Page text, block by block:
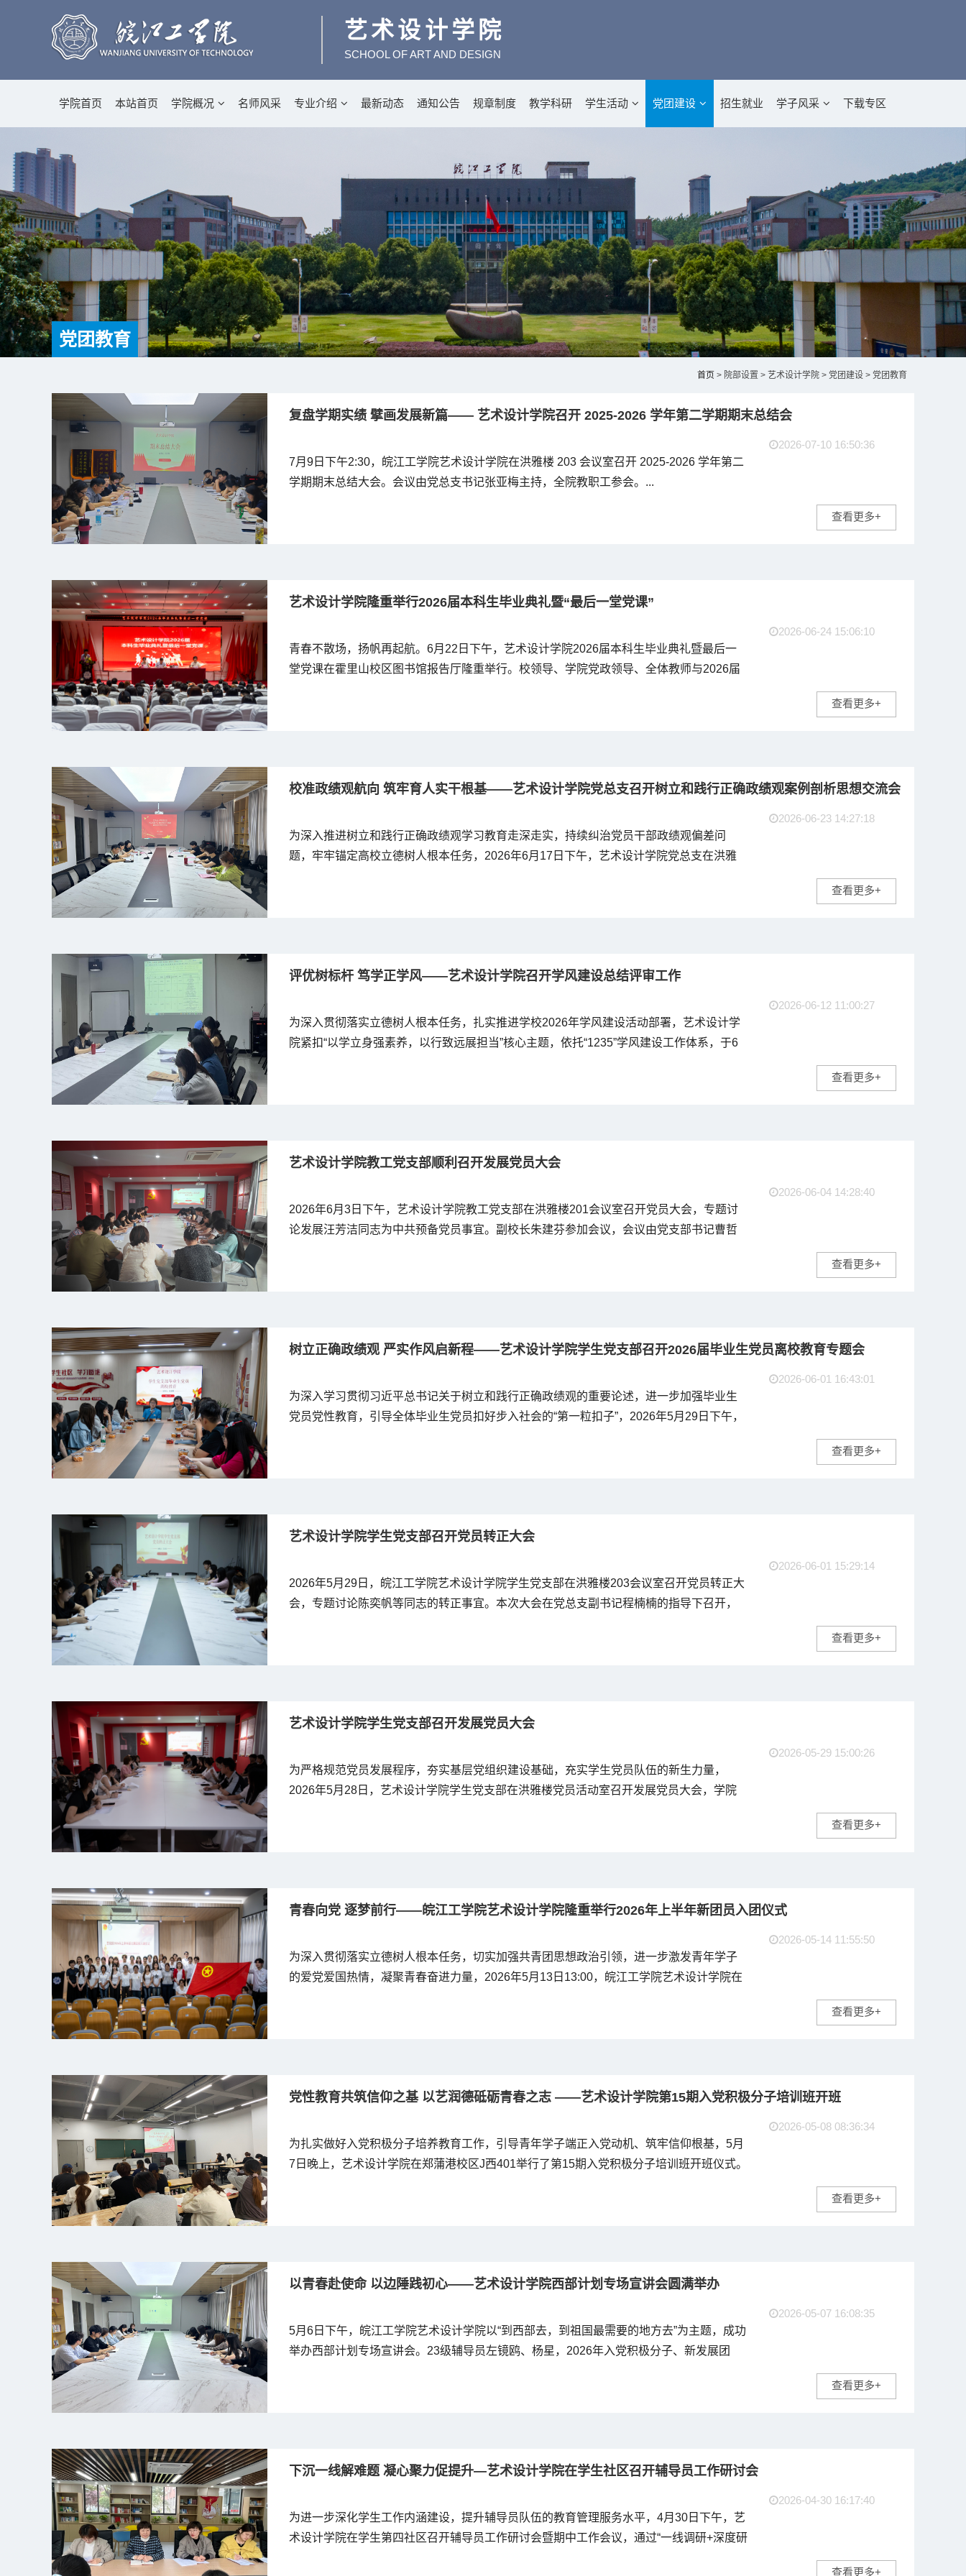
艺术设计学院
SCHOOL OF ART AND DESIGN
学院首页 本站首页 学院概况 名师风采 专业介绍 最新动态 通知公告 规章制度 教学科研 学生活动 党团建设 招生就业 学子风采 下载专区
党团教育
首页 > 院部设置 > 艺术设计学院 > 党团建设 > 党团教育
复盘学期实绩 擘画发展新篇—— 艺术设计学院召开 2025-2026 学年第二学期期末总结会
2026-07-10 16:50:36
7月9日下午2:30，皖江工学院艺术设计学院在洪雅楼 203 会议室召开 2025-2026 学年第二
学期期末总结大会。会议由党总支书记张亚梅主持，全院教职工参会。...
查看更多+
艺术设计学院隆重举行2026届本科生毕业典礼暨“最后一堂党课”
2026-06-24 15:06:10
青春不散场，扬帆再起航。6月22日下午，艺术设计学院2026届本科生毕业典礼暨最后一
堂党课在霍里山校区图书馆报告厅隆重举行。校领导、学院党政领导、全体教师与2026届
查看更多+
校准政绩观航向 筑牢育人实干根基——艺术设计学院党总支召开树立和践行正确政绩观案例剖析思想交流会
2026-06-23 14:27:18
为深入推进树立和践行正确政绩观学习教育走深走实，持续纠治党员干部政绩观偏差问
题，牢牢锚定高校立德树人根本任务，2026年6月17日下午，艺术设计学院党总支在洪雅
查看更多+
评优树标杆 笃学正学风——艺术设计学院召开学风建设总结评审工作
2026-06-12 11:00:27
为深入贯彻落实立德树人根本任务，扎实推进学校2026年学风建设活动部署，艺术设计学
院紧扣“以学立身强素养，以行致远展担当”核心主题，依托“1235”学风建设工作体系，于6
查看更多+
艺术设计学院教工党支部顺利召开发展党员大会
2026-06-04 14:28:40
2026年6月3日下午，艺术设计学院教工党支部在洪雅楼201会议室召开党员大会，专题讨
论发展汪芳洁同志为中共预备党员事宜。副校长朱建芬参加会议，会议由党支部书记曹哲
查看更多+
树立正确政绩观 严实作风启新程——艺术设计学院学生党支部召开2026届毕业生党员离校教育专题会
2026-06-01 16:43:01
为深入学习贯彻习近平总书记关于树立和践行正确政绩观的重要论述，进一步加强毕业生
党员党性教育，引导全体毕业生党员扣好步入社会的“第一粒扣子”，2026年5月29日下午，
查看更多+
艺术设计学院学生党支部召开党员转正大会
2026-06-01 15:29:14
2026年5月29日，皖江工学院艺术设计学院学生党支部在洪雅楼203会议室召开党员转正大
会，专题讨论陈奕帆等同志的转正事宜。本次大会在党总支副书记程楠楠的指导下召开，
查看更多+
艺术设计学院学生党支部召开发展党员大会
2026-05-29 15:00:26
为严格规范党员发展程序，夯实基层党组织建设基础，充实学生党员队伍的新生力量，
2026年5月28日，艺术设计学院学生党支部在洪雅楼党员活动室召开发展党员大会，学院
查看更多+
青春向党 逐梦前行——皖江工学院艺术设计学院隆重举行2026年上半年新团员入团仪式
2026-05-14 11:55:50
为深入贯彻落实立德树人根本任务，切实加强共青团思想政治引领，进一步激发青年学子
的爱党爱国热情，凝聚青春奋进力量，2026年5月13日13:00，皖江工学院艺术设计学院在
查看更多+
党性教育共筑信仰之基 以艺润德砥砺青春之志 ——艺术设计学院第15期入党积极分子培训班开班
2026-05-08 08:36:34
为扎实做好入党积极分子培养教育工作，引导青年学子端正入党动机、筑牢信仰根基，5月
7日晚上，艺术设计学院在郑蒲港校区J西401举行了第15期入党积极分子培训班开班仪式。
查看更多+
以青春赴使命 以边陲践初心——艺术设计学院西部计划专场宣讲会圆满举办
2026-05-07 16:08:35
5月6日下午，皖江工学院艺术设计学院以“到西部去，到祖国最需要的地方去”为主题，成功
举办西部计划专场宣讲会。23级辅导员左镜鸥、杨星，2026年入党积极分子、新发展团
查看更多+
下沉一线解难题 凝心聚力促提升—艺术设计学院在学生社区召开辅导员工作研讨会
2026-04-30 16:17:40
为进一步深化学生工作内涵建设，提升辅导员队伍的教育管理服务水平，4月30日下午，艺
术设计学院在学生第四社区召开辅导员工作研讨会暨期中工作会议，通过“一线调研+深度研
查看更多+